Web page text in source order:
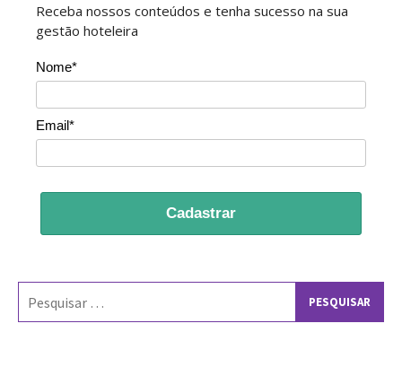
Receba nossos conteúdos e tenha sucesso na sua
gestão hoteleira
Nome*
Email*
Cadastrar
por: